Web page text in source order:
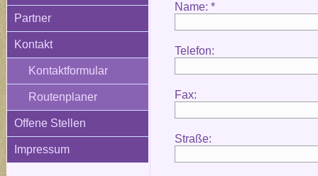
Partner
Kontakt
Kontaktformular
Routenplaner
Offene Stellen
Impressum
Name: *
Telefon:
Fax:
Straße: